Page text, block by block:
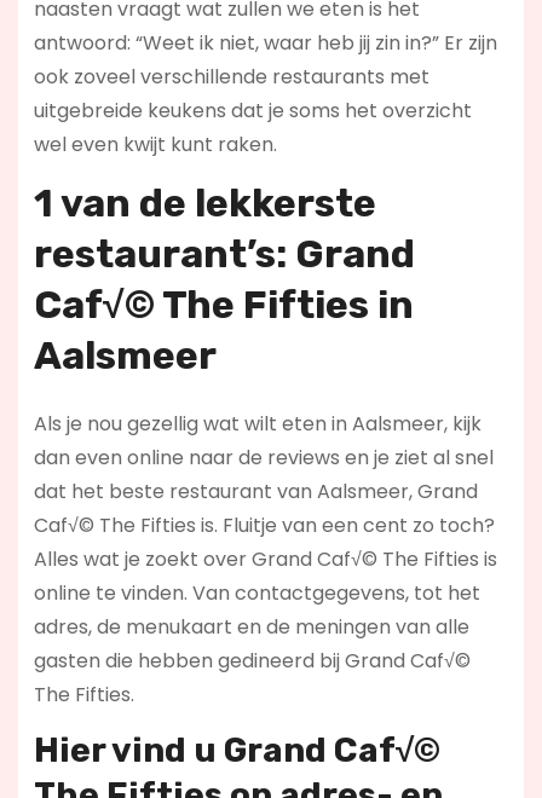
naasten vraagt wat zullen we eten is het
antwoord: “Weet ik niet, waar heb jij zin in?” Er zijn
ook zoveel verschillende restaurants met
uitgebreide keukens dat je soms het overzicht
wel even kwijt kunt raken.
1 van de lekkerste
restaurant’s: Grand
Caf√© The Fifties in
Aalsmeer
Als je nou gezellig wat wilt eten in Aalsmeer, kijk
dan even online naar de reviews en je ziet al snel
dat het beste restaurant van Aalsmeer, Grand
Caf√© The Fifties is. Fluitje van een cent zo toch?
Alles wat je zoekt over Grand Caf√© The Fifties is
online te vinden. Van contactgegevens, tot het
adres, de menukaart en de meningen van alle
gasten die hebben gedineerd bij Grand Caf√©
The Fifties.
Hier vind u Grand Caf√©